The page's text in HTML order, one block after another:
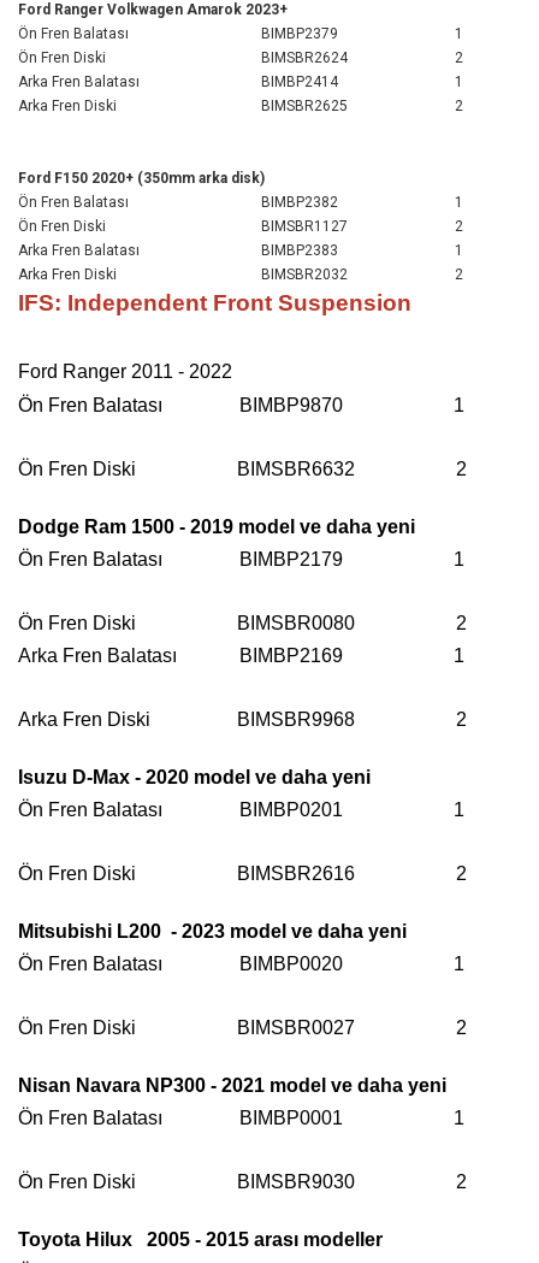
Ford Ranger Volkwagen Amarok 2023+
Ön Fren Balatası
BIMBP2379
1
Ön Fren Diski
BIMSBR2624
2
Arka Fren Balatası
BIMBP2414
1
Arka Fren Diski
BIMSBR2625 2
Ford F150 2020+ (350mm arka disk)
Ön Fren Balatası
BIMBP2382
1
Ön Fren Diski
BIMSBR1127
2
Arka Fren Balatası
BIMBP2383
1
Arka Fren Diski
BIMSBR2032 2
IFS: Independent Front Suspension
Ford Ranger 2011 - 2022
Ön Fren Balatası BIMBP9870
1
Ön Fren Diski BIMSBR6632 2
Dodge Ram 1500 - 2019 model ve daha yeni
Ön Fren Balatası BIMBP2179
1
Ön Fren Diski BIMSBR0080 2
Arka Fren Balatası BIMBP2169
1
Arka Fren Diski BIMSBR9968 2
Isuzu D-Max - 2020 model ve daha yeni
Ön Fren Balatası BIMBP0201
1
Ön Fren Diski BIMSBR2616 2
Mitsubishi L200 - 2023 model ve daha yeni
Ön Fren Balatası BIMBP0020
1
Ön Fren Diski BIMSBR0027 2
Nisan Navara NP300 - 2021 model ve daha yeni
Ön Fren Balatası BIMBP0001
1
Ön Fren Diski BIMSBR9030 2
Toyota Hilux 2005 - 2015 arası modeller